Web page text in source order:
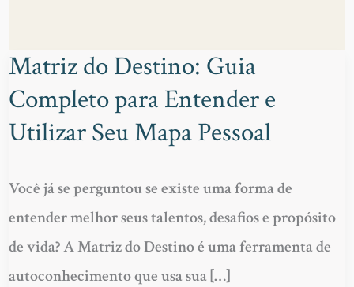
Matriz do Destino: Guia
Completo para Entender e
Utilizar Seu Mapa Pessoal
Você já se perguntou se existe uma forma de
entender melhor seus talentos, desafios e propósito
de vida? A Matriz do Destino é uma ferramenta de
autoconhecimento que usa sua […]
MATRIZ
DO
DESTINO:
COMPLETO
PARA
ENTENDER
E